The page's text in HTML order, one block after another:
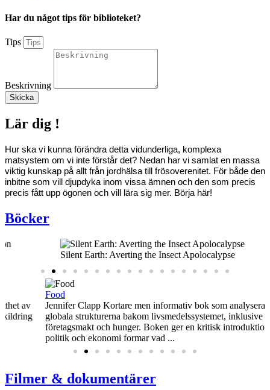
Har du något tips för biblioteket?
Tips
Beskrivning
Skicka
Lär dig !
Hur ska vi kunna förändra detta vidunderliga, komplexa
matsystem om vi inte förstår det? Nedan har vi samlat en massa
viktig kunskap på allt från jordhälsa till frösoverenitet. För både den
inbitne som vill djupdyka inom vissa ämnen och den som precis
precis fått upp ögonen och vill lära sig mer. Börja här!
Böcker
Silent Earth: Averting the Insect Apolocalypse
Jennifer Clapp Kortare men informativ bok som analyserar de
globala strukturerna bakom livsmedelssystemet, inklusive handel,
företagsmakt och hunger. Boken ger en kritisk introduktion till hur
politik och ekonomi formar vad ...
Filmer & dokumentärer